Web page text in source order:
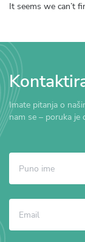
It seems we can’t
Imate pitanja o
nam se – poruka je